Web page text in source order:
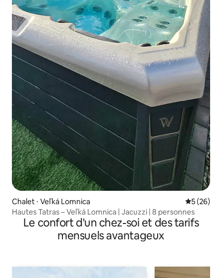
Chalet ⋅ Veľká Lomnica
5 (26)
Hautes Tatras – Veľká Lomnica | Jacuzzi | 8 personnes
Le confort d'un chez-soi et des tarifs
mensuels avantageux